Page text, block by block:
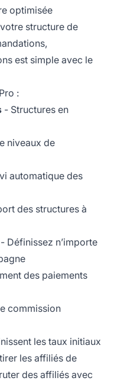
optimisée
structure de
est simple avec le
:
- Structures en
niveaux de
automatique des
des structures à
- Définissez n’importe
des paiements
commission
les taux initiaux
les affiliés de
des affiliés avec